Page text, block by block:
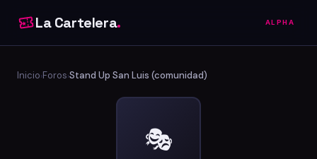
La Cartelera. ALPHA
Inicio›Foros›Stand Up San Luis (comunidad)
🎭